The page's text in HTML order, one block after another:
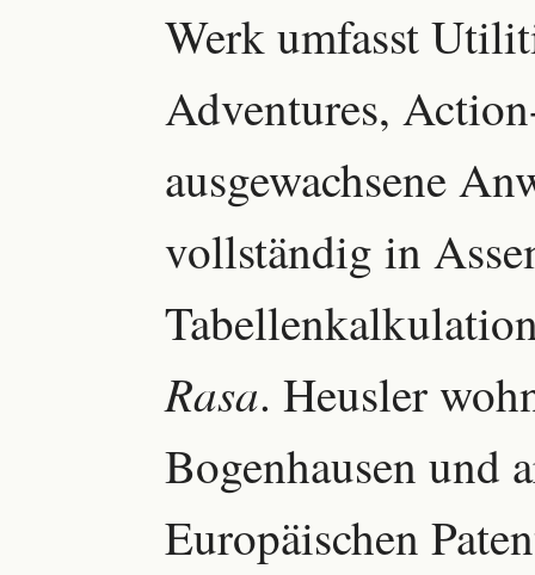
Werk umfasst
Adventures,
ausgewachsene
vollständig in
Rasa. Heusler
Bogenhausen und
Europäischen